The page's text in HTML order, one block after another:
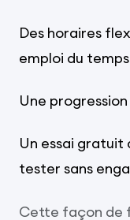
Des horaires
emploi du
Une
Un essai gratuit
tester sans
Cette façon de